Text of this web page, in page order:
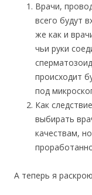
Врачи,
всего будут
же как и
чьи руки
происходит
под
Как
выбирать
качествам,
А теперь я